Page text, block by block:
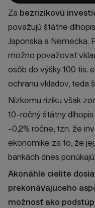
Za bezrizikovú
považujú štátne
Japonska a Nemecka.
možno považovať
osôb do výšky 100 tis.
ochranu vkladov, teda
Nízkemu riziku však
10-ročný štátny
-0,2% ročne, tzn. že
ekonomike za to, že
bankách dnes
Akonáhle cielite
prekonávajúceho
možnosť ako